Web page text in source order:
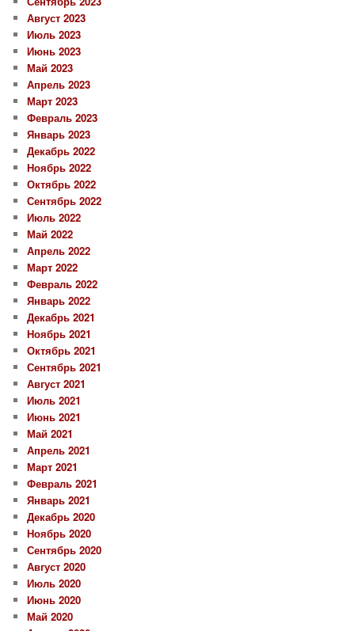
Август 2023
Июль 2023
Июнь 2023
Май 2023
Апрель 2023
Март 2023
Февраль 2023
Январь 2023
Декабрь 2022
Ноябрь 2022
Октябрь 2022
Сентябрь 2022
Июль 2022
Май 2022
Апрель 2022
Март 2022
Февраль 2022
Январь 2022
Декабрь 2021
Ноябрь 2021
Октябрь 2021
Сентябрь 2021
Август 2021
Июль 2021
Июнь 2021
Май 2021
Апрель 2021
Март 2021
Февраль 2021
Январь 2021
Декабрь 2020
Ноябрь 2020
Сентябрь 2020
Август 2020
Июль 2020
Июнь 2020
Май 2020